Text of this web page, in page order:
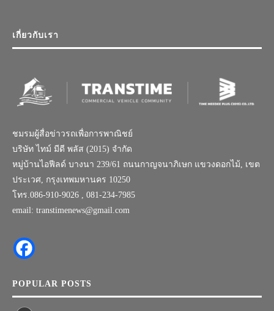
เกี่ยวกับเรา
ชมรมผู้สื่อข่าวรถเพื่อการพาณิชย์
บริษัท ไทม์ มีดี พลัส (2015) จำกัด
หมู่บ้านไอฟีลด์ บางนา 239/61 ถนนกาญจนาภิเษก แขวงดอกไม้, เขต
ประเวศ, กรุงเทพมหานคร 10250
โทร.086-910-9026 , 081-234-7985
email: transtimenews@gmail.com
POPULAR POSTS